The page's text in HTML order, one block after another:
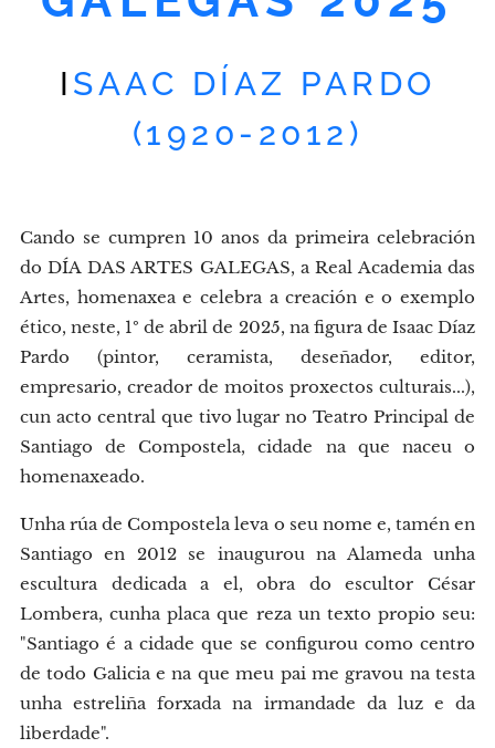
I SAAC DÍAZ PARDO
(1920-2012)
Cando se cumpren 10 anos da primeira celebración
do DÍA DAS ARTES GALEGAS, a Real Academia das
Artes, homenaxea e celebra a creación e o exemplo
ético, neste, 1º de abril de 2025, na figura de Isaac Díaz
Pardo (pintor, ceramista, deseñador, editor,
empresario, creador de moitos proxectos culturais...),
cun acto central que tivo lugar no Teatro Principal de
Santiago de Compostela, cidade na que naceu o
homenaxeado.
Unha rúa de Compostela leva o seu nome e, tamén en
Santiago en 2012 se inaugurou na Alameda unha
escultura dedicada a el, obra do escultor César
Lombera, cunha placa que reza un texto propio seu:
"Santiago é a cidade que se configurou como centro
de todo Galicia e na que meu pai me gravou na testa
unha estreliña forxada na irmandade da luz e da
liberdade".